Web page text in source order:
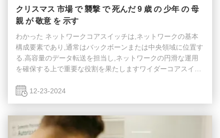
クリスマス 市場 で 襲撃 で 死んだ 9 歳 の 少年 の 母
親 が 敬意 を 示す
わかった ネットワークコアスイッチは,ネットワークの基本
構成要素であり,通常はバックボーンまたは中央領域に位置す
る.高容量のデータ転送を担当し,ネットワークの円滑な運用
を確保する上で重要な役割を果たしますワイダーコアスイッ
トへのゲートウェイとして機能し,ルーターを通じてサーバ
フィックを処理するには,コアレイヤスイッチは大きなパワー
と容量を持つ必要があります. そのため,迅速で完全な管理ス
12-23-2024